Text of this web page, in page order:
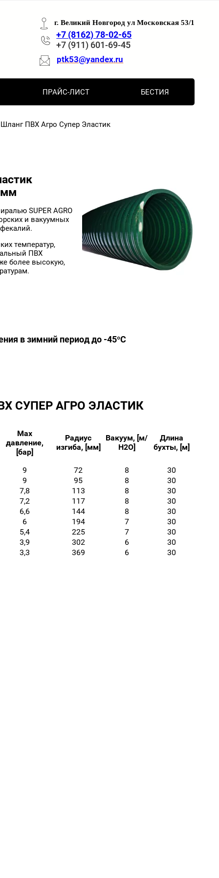
г. Великий Новгород ул Московская 53/1
+7 (8162) 78-02-65
+7 (911) 601-69-45
ptk53@yandex.ru
ПРАЙС-ЛИСТ БЕСТИЯ
Шланг ПВХ Агро Супер Эластик
мм
SUPER AGRO
и вакуумных
температур,
ПВХ
более высокую,
в зимний период до -45°C
СУПЕР АГРО ЭЛАСТИК
Max
давление,
[бар]
Радиус
изгиба, [мм]
Вакуум, [м/
Н2О]
Длина
бухты, [м]
9 72 8
30
9
95 8
30
7,8
113 8
30
7,2
117 8
30
6,6
144 8
30
6
194 7
30
5,4
225 7
30
3,9
302 6
30
3,3
369 6 30